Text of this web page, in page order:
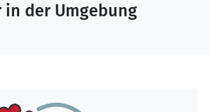
in der Umgebung